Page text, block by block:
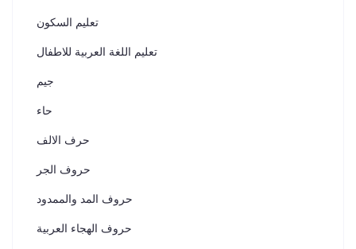
تعليم السكون
تعليم اللغة العربية للاطفال
جيم
حاء
حرف الالف
حروف الجر
حروف المد والممدود
حروف الهجاء العربية